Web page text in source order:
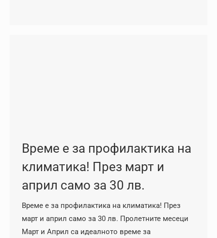
Време е за профилактика на
климатика! През март и
април само за 30 лв.
Време е за профилактика на климатика! През
март и април само за 30 лв. Пролетните месеци
Март и Април са идеалното време за